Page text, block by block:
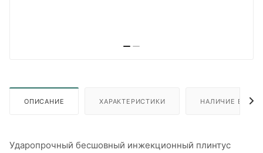
ОПИСАНИЕ ХАРАКТЕРИСТИКИ НАЛИЧИЕ В
Ударопрочный бесшовный инжекционный плинтус